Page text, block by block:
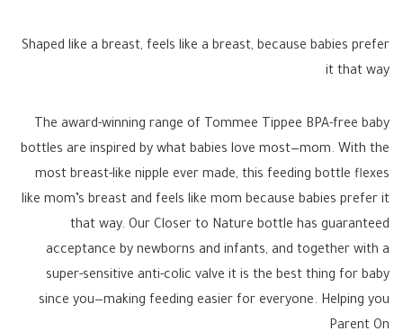
Shaped like a breast, feels like a breast, because babies prefer
it that way
The award-winning range of Tommee Tippee BPA-free baby
bottles are inspired by what babies love most—mom. With the
most breast-like nipple ever made, this feeding bottle flexes
like mom’s breast and feels like mom because babies prefer it
that way. Our Closer to Nature bottle has guaranteed
acceptance by newborns and infants, and together with a
super-sensitive anti-colic valve it is the best thing for baby
since you—making feeding easier for everyone. Helping you
Parent On